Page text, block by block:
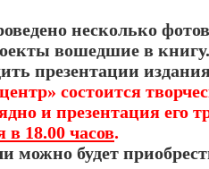
несколько
вошедшие в
презентации
состоится
и презентация его
в 18.00 часов.
можно будет